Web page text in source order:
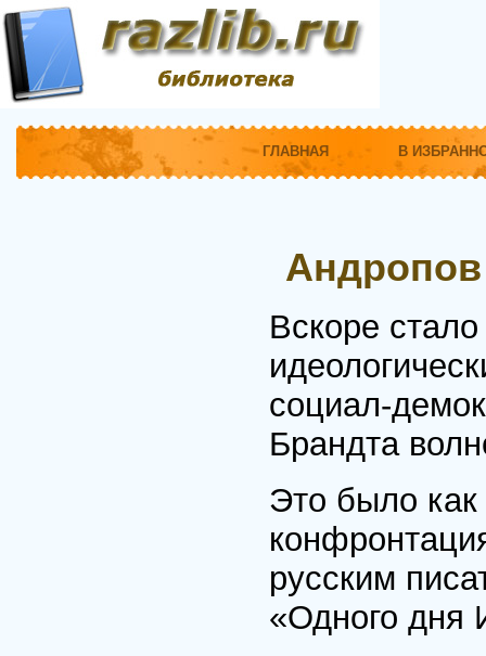
ГЛАВНАЯ В
Вскоре
социал-
Брандта
Это было как
русским
«Одного дня